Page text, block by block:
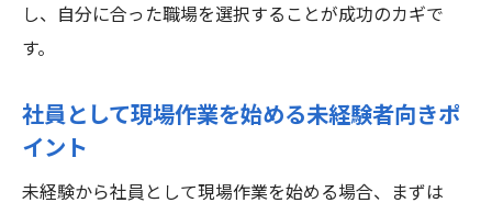
し、自分に合った職場を選択することが成功のカギで
す。
社員として現場作業を始める未経験者向きポ
イント
未経験から社員として現場作業を始める場合、まずは